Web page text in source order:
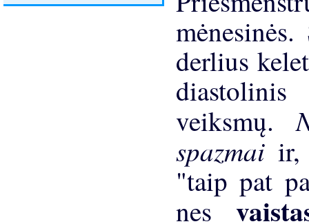
derlius
veiksmų.
spazmai
"taip pat
nes